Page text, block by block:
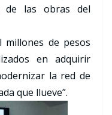
de las obras del
millones de pesos
en adquirir
la red de
que llueve”.